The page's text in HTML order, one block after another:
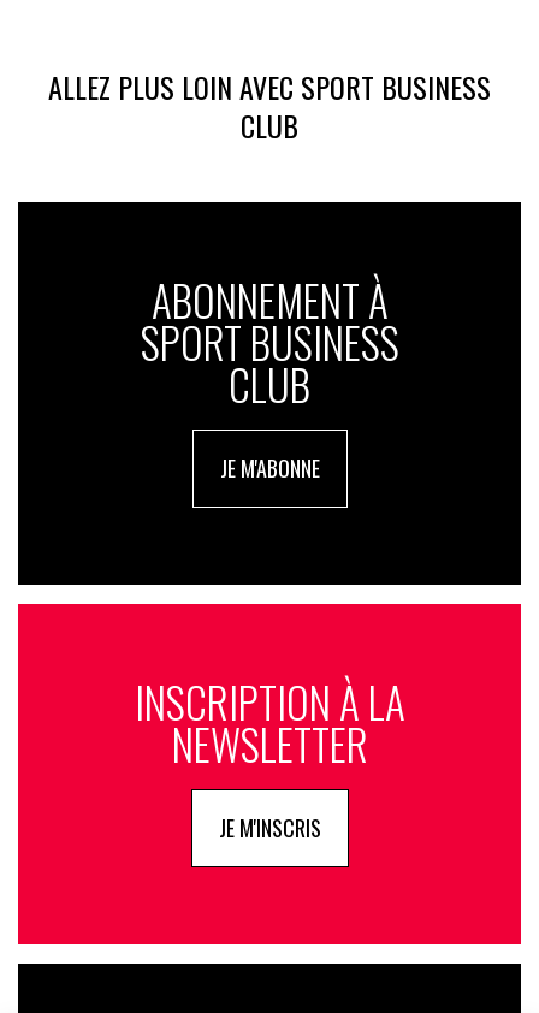
ALLEZ PLUS LOIN AVEC SPORT BUSINESS
CLUB
ABONNEMENT À
SPORT BUSINESS
CLUB
JE M'ABONNE
INSCRIPTION À LA
NEWSLETTER
JE M'INSCRIS